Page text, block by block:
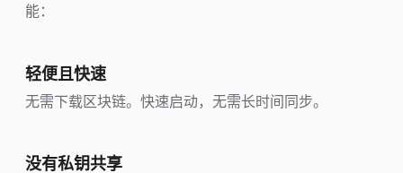
能：
轻便且快速
无需下载区块链。快速启动，无需长时间同步。
没有私钥共享